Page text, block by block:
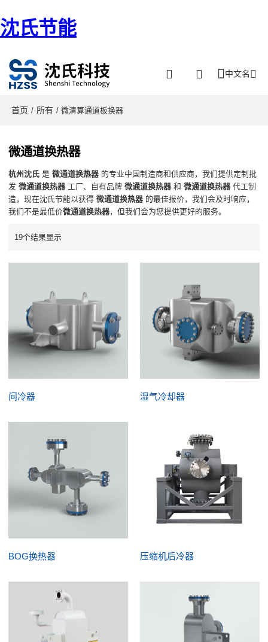
沈氏节能
中文名
首页 / 所有 / 微清算通道板换器
微通道换热器
杭州沈氏 是微通道换热器 的专业中国制造商和供应商，我们提供定制批
发微通道换热器 工厂、自有品牌微通道换热器 和微通道换热器 代工制
造，现在沈氏节能以获得微通道换热器 的最佳报价，我们会及时响应，
我们不是最低价微通道换热器，但我们会为您提供更好的服务。
19个结果显示
间冷器 湿气冷却器
BOG换热器 压缩机后冷器